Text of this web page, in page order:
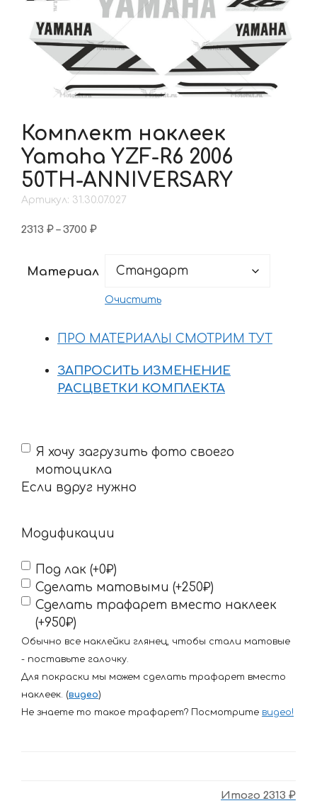
Комплект наклеек
Yamaha YZF-R6 2006
50TH-ANNIVERSARY
Артикул: 31.30.07.027
2313 ₽ – 3700 ₽Диапазон
–
Материал
Очистить
ПРО МАТЕРИАЛЫ СМОТРИМ ТУТ
ЗАПРОСИТЬ ИЗМЕНЕНИЕ
РАСЦВЕТКИ КОМПЛЕКТА
Если
вдруг
нужно
Я хочу загрузить фото своего
мотоцикла
Если вдруг нужно
Модификации
Под лак (+0₽)
Сделать матовыми (+250₽)
Сделать трафарет вместо наклеек
(+950₽)
Обычно все наклейки глянец, чтобы стали матовые
- поставьте галочку.
Для покраски мы можем сделать трафарет вместо
наклеек. (видео)
Не знаете то такое трафарет? Посмотрите видео!
Итого 2313 ₽